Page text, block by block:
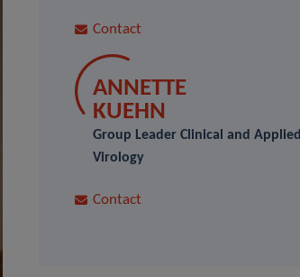
Contact
ANNETTE
KUEHN
Group Leader Clinical and Applied
Virology
Contact